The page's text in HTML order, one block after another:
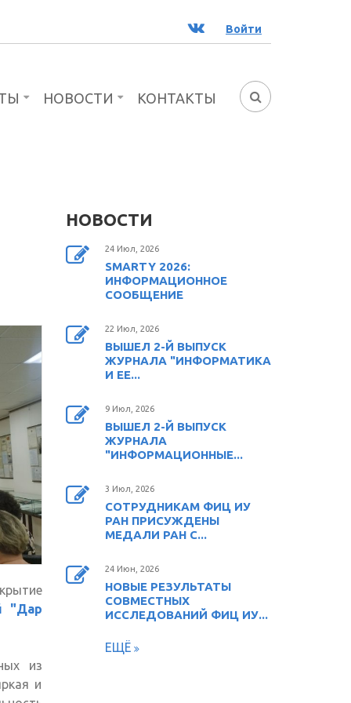
ВК Войти
ФОРМА
НОВОСТИ КОНТАКТЫ
"Дар
из
и
НОВОСТИ
24 Июл, 2026
SMARTY 2026:
ИНФОРМАЦИОННОЕ
СООБЩЕНИЕ
22 Июл, 2026
ВЫШЕЛ 2-Й ВЫПУСК
ЖУРНАЛА "ИНФОРМАТИКА
И ЕЕ...
9 Июл, 2026
ВЫШЕЛ 2-Й ВЫПУСК
ЖУРНАЛА
"ИНФОРМАЦИОННЫЕ...
3 Июл, 2026
СОТРУДНИКАМ ФИЦ ИУ
РАН ПРИСУЖДЕНЫ
МЕДАЛИ РАН С...
24 Июн, 2026
НОВЫЕ РЕЗУЛЬТАТЫ
СОВМЕСТНЫХ
ИССЛЕДОВАНИЙ ФИЦ ИУ...
ЕЩЁ